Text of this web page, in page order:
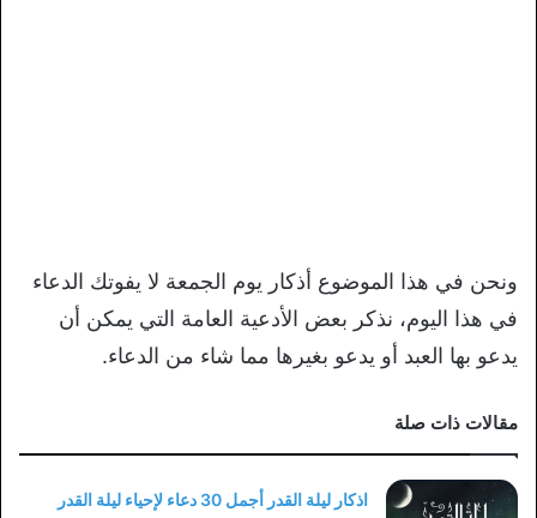
ونحن في هذا الموضوع أذكار يوم الجمعة لا يفوتك الدعاء
في هذا اليوم، نذكر بعض الأدعية العامة التي يمكن أن
يدعو بها العبد أو يدعو بغيرها مما شاء من الدعاء.
مقالات ذات صلة
اذكار ليلة القدر أجمل 30 دعاء لإحياء ليلة القدر